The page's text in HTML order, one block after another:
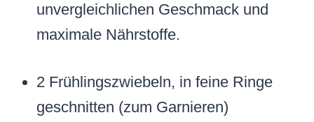
unvergleichlichen Geschmack und
maximale Nährstoffe.
2 Frühlingszwiebeln, in feine Ringe
geschnitten (zum Garnieren)